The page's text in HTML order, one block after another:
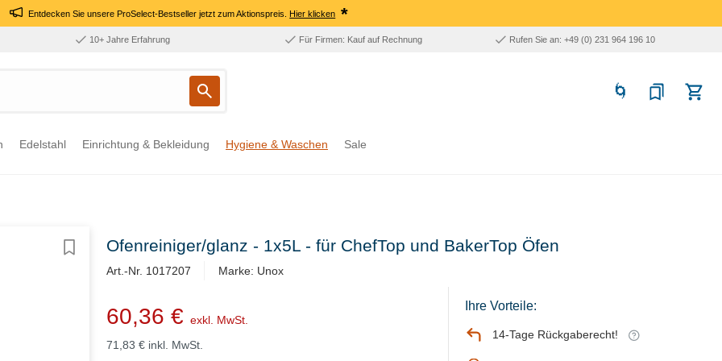
Entdecken Sie unsere ProSelect-Bestseller jetzt zum Aktionspreis.Hier klicken *
10+ Jahre Erfahrung Für Firmen: Kauf auf Rechnung Rufen Sie an: +49 (0) 231 964 196 10
Edelstahl Einrichtung & Bekleidung Hygiene & Waschen Sale
Ofenreiniger/glanz - 1x5L - für ChefTop und BakerTop Öfen
Art.-Nr. 1017207 Marke: Unox
60,36 € exkl. MwSt.
71,83 € inkl. MwSt.
Ihre Vorteile:
14-Tage Rückgaberecht!